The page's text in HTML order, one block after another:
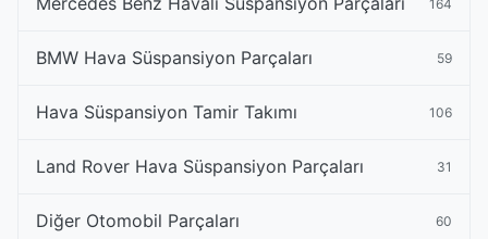
164
BMW Hava Süspansiyon Parçaları 59
Hava Süspansiyon Tamir Takımı 106
Land Rover Hava Süspansiyon Parçaları 31
Diğer Otomobil Parçaları 60